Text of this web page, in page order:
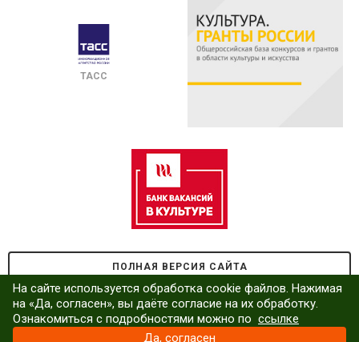
На сайте используется обработка cookie файлов. Нажимая
на «Да, согласен», вы даёте согласие на их обработку.
Ознакомиться с подробностями можно по ссылке
Да, согласен
ТАСС
ПОЛНАЯ ВЕРСИЯ САЙТА